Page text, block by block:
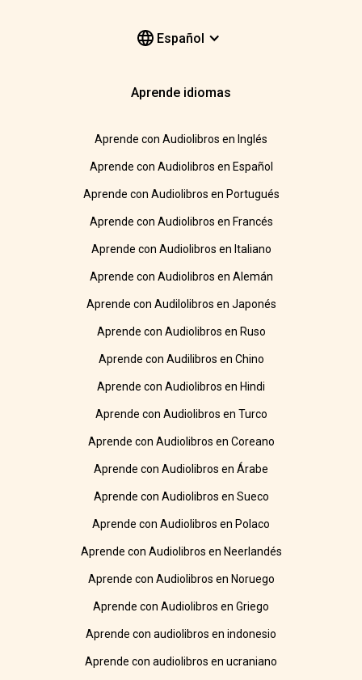
Español
Aprende idiomas
Aprende con Audiolibros en Inglés
Aprende con Audiolibros en Español
Aprende con Audiolibros en Portugués
Aprende con Audiolibros en Francés
Aprende con Audiolibros en Italiano
Aprende con Audiolibros en Alemán
Aprende con Audilolibros en Japonés
Aprende con Audiolibros en Ruso
Aprende con Audilibros en Chino
Aprende con Audiolibros en Hindi
Aprende con Audiolibros en Turco
Aprende con Audiolibros en Coreano
Aprende con Audiolibros en Árabe
Aprende con Audiolibros en Sueco
Aprende con Audiolibros en Polaco
Aprende con Audiolibros en Neerlandés
Aprende con Audiolibros en Noruego
Aprende con Audiolibros en Griego
Aprende con audiolibros en indonesio
Aprende con audiolibros en ucraniano